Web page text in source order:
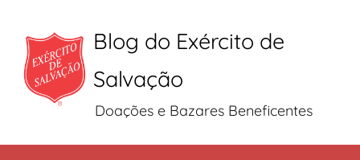
Blog do Exército de
Salvação
Doações e Bazares Beneficentes